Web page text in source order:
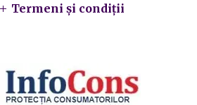
Termeni și condiții